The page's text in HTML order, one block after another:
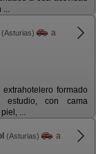
...
(Asturias)
a
formado
estudio, con cama
...
(Asturias)
a